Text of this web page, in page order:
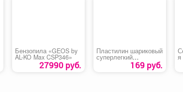
Бензопила «GEOS by
AL-KO Max CSP346»
27990 руб.
Пластилин шариковый
суперлегкий
«Homecenter»169 руб.
я